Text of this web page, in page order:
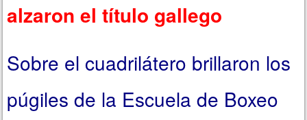
alzaron el título gallego
Sobre el cuadrilátero brillaron los
púgiles de la Escuela de Boxeo